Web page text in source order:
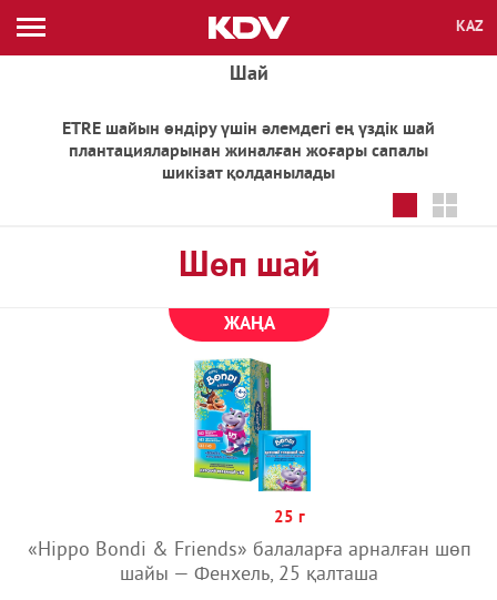
ЖАҢАЛЫҚТАР
Каталог бойынша іздеу
KAZ
ENG
RUS
Шай
ETRE шайын өндіру үшін әлемдегі ең үздік шай
плантацияларынан жиналған жоғары сапалы
шикізат қолданылады
Шөп шай
25 г
«Hippo Bondi & Friends» балаларға арналған шөп
шайы — Фенхель, 25 қалташа
ЖАҢА